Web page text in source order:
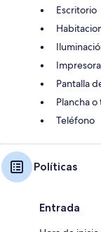
Escritorio
Impresora
Pantalla
Plancha
Teléfono
Políticas
Entrada